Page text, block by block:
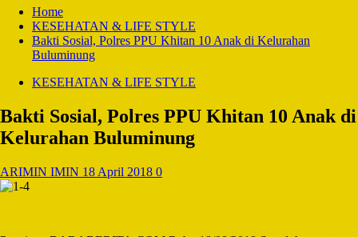
Home
KESEHATAN & LIFE STYLE
Bakti Sosial, Polres PPU Khitan 10 Anak di Kelurahan
Buluminung
KESEHATAN & LIFE STYLE
Bakti Sosial, Polres PPU Khitan 10 Anak di
Kelurahan Buluminung
ARIMIN IMIN 18 April 2018 0